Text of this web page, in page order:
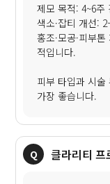
제모 목적: 4~6주
색소·잡티 개선:
홍조·모공·피부
적입니다.
피부 타입과 시술
가장 좋습니다.
클라리티 프